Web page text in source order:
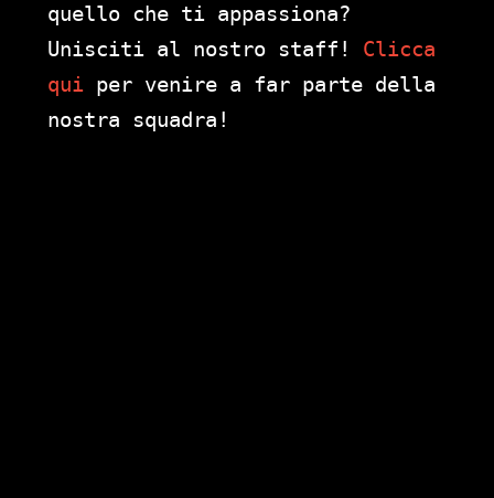
quello che ti appassiona?
Unisciti al nostro staff! Clicca
qui per venire a far parte della
nostra squadra!